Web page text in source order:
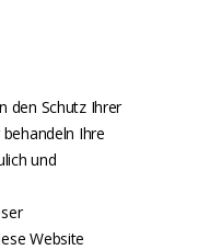
den Schutz Ihrer
Ihre
und
Website